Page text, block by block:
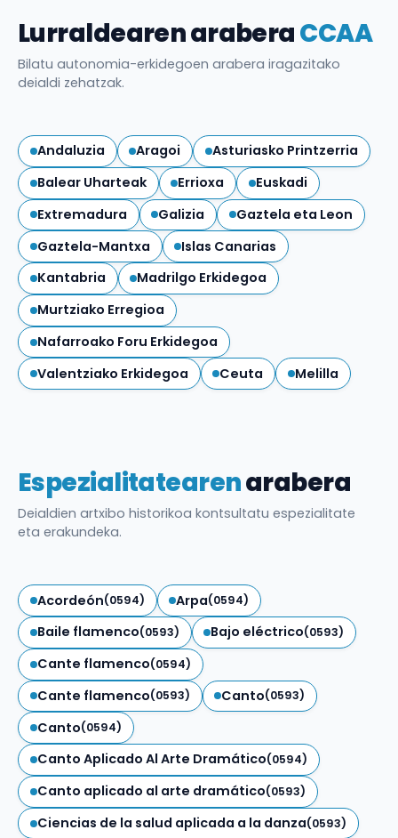
Lurraldearen araberaCCAA
Bilatu autonomia-erkidegoen arabera iragazitako
deialdi zehatzak.
Andaluzia Aragoi
Asturiasko Printzerria
Balear Uharteak
Errioxa
Euskadi
Extremadura
Galizia
Gaztela eta Leon
Gaztela-Mantxa
Islas Canarias
Kantabria
Madrilgo Erkidegoa
Murtziako Erregioa
Nafarroako Foru Erkidegoa
Valentziako Erkidegoa
Ceuta Melilla
Espezialitatearenarabera
Deialdien artxibo historikoa kontsultatu espezialitate
eta erakundeka.
Acordeón(0594) Arpa(0594)
Baile flamenco(0593) Bajo eléctrico(0593)
Cante flamenco(0594)
Cante flamenco(0593) Canto(0593)
Canto(0594)
Canto Aplicado Al Arte Dramático(0594)
Canto aplicado al arte dramático(0593)
Ciencias de la salud aplicada a la danza(0593)